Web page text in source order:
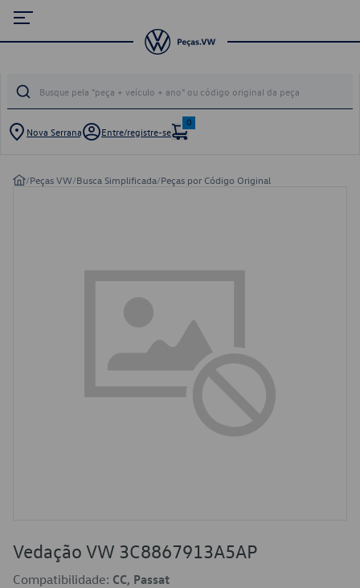
Nova Serrana Entre/registre-se
0
/Peças VW/Busca Simplificada/Peças por Código Original
Vedação VW 3C8867913A5AP
Compatibilidade: CC, Passat